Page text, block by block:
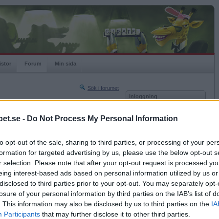
- Do Not Process My Personal Information
opt-out of the sale, sharing to third parties, or processing of your
for targeted advertising by us, please use the below opt-out
selection. Please note that after your opt-out request is processed
interest-based ads based on personal information utilized by us
to third parties prior to your opt-out. You may separately
of your personal information by third parties on the IAB’s list of
This information may also be disclosed by us to third parties on the
Participants that may further disclose it to other third parties.
Forum Min sida
Sök i forumet
Nästa sida »
2014-04-02 11:15
kärlek ?
Inloggning
Kom ihåg mig
Glömt ditt lösenord?
Få ny aktiveringslänk
Betapet är gratis!